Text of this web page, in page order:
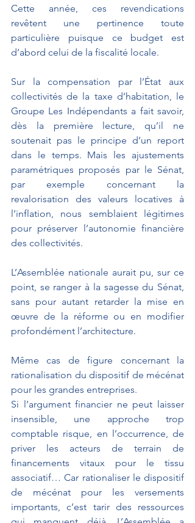
Cette année, ces revendications
revêtent une pertinence toute
particulière puisque ce budget est
d’abord celui de la fiscalité locale.
Sur la compensation par l’État aux
collectivités de la taxe d’habitation, le
Groupe Les Indépendants a fait savoir,
dès la première lecture, qu’il ne
soutenait pas le principe d’un report
dans le temps. Mais les ajustements
paramétriques proposés par le Sénat,
par exemple concernant la
revalorisation des valeurs locatives à
l’inflation, nous semblaient légitimes
pour préserver l’autonomie financière
des collectivités.
L’Assemblée nationale aurait pu, sur ce
point, se ranger à la sagesse du Sénat,
sans pour autant retarder la mise en
œuvre de la réforme ou en modifier
profondément l’architecture.
Même cas de figure concernant la
rationalisation du dispositif de mécénat
pour les grandes entreprises.
Si l’argument financier ne peut laisser
insensible, une approche trop
comptable risque, en l’occurrence, de
priver les acteurs de terrain de
financements vitaux pour le tissu
associatif… Car rationaliser le dispositif
de mécénat pour les versements
importants, c’est tarir des ressources